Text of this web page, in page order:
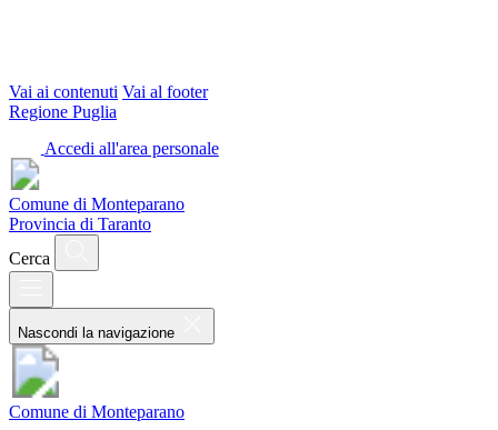
Vai ai contenuti Vai al footer
Regione Puglia
Accedi all'area personale
Comune di Monteparano
Provincia di Taranto
Cerca
Nascondi la navigazione
Comune di Monteparano